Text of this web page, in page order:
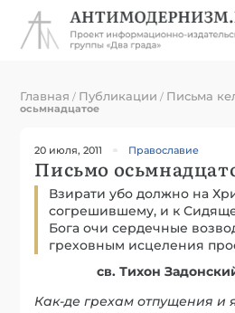
Главная / Публикации / Письма
осьмнадцатое
20 июля, 2011 Православие
Письмо
Взирати убо должно на
согрешившему, и к
Бога очи сердечные
греховным исцеления
св. Тихон
Как-де грехам отпущения и